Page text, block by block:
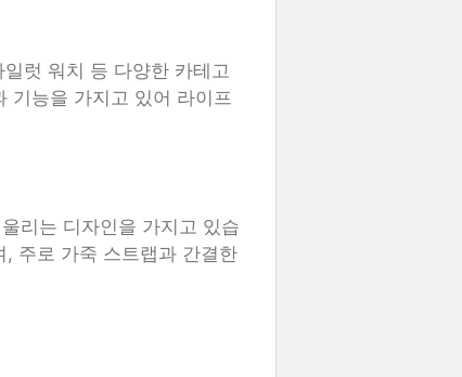
럿 워치 등 다양한 카테고
기능을 가지고 있어 라이프
리는 디자인을 가지고 있습
주로 가죽 스트랩과 간결한